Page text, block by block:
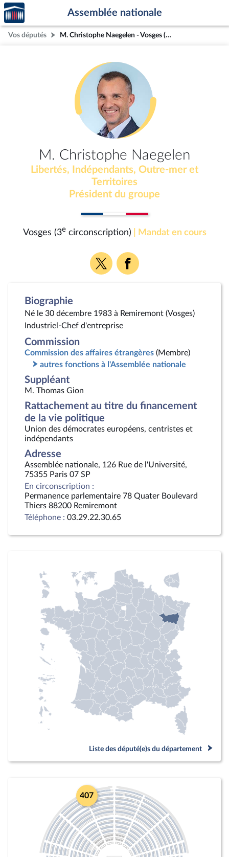
Aller au contenu
Aller en bas de la page
Accèder
à la
page
d'accueil
Assemblée nationale
Vos députés M. Christophe Naegelen - Vosges (3e circonscription)
M. Christophe Naegelen
Libertés, Indépendants, Outre-mer et
Territoires
Président du groupe
Vosges (3ecirconscription) | Mandat en cours
Voir
la
Voir
la
Biographie
Né le 30 décembre 1983 à Remiremont (Vosges)
Industriel-Chef d'entreprise
Commission
Commission des affaires étrangères (Membre)
autres fonctions à l'Assemblée nationale
Suppléant
M. Thomas Gion
Rattachement au titre du financement
de la vie politique
Union des démocrates européens, centristes et
indépendants
Adresse
Assemblée nationale, 126 Rue de l'Université,
75355 Paris 07 SP
En circonscription :
Permanence parlementaire 78 Quater Boulevard
Thiers 88200 Remiremont
Téléphone : 03.29.22.30.65
Liste des député(e)s du département
407